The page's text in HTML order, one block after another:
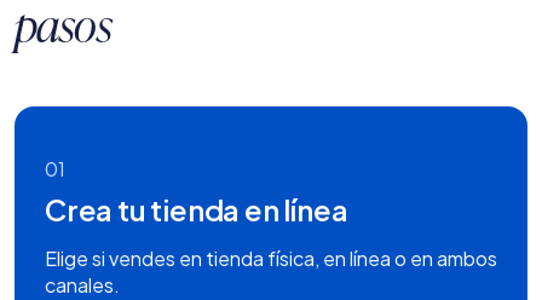
pasos
01
Crea tu tienda en línea
Elige si vendes en tienda física, en línea o en ambos
canales.